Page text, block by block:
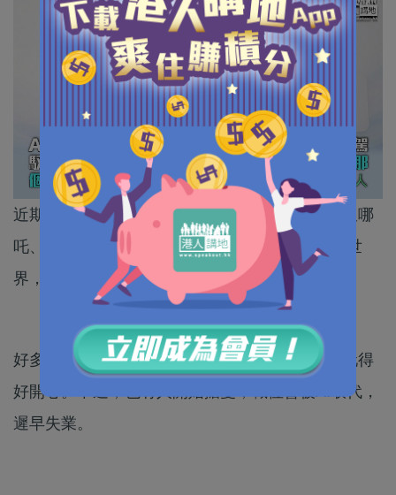
近期，又DeepSeek、又機器人、又無人的士、又哪
吒、又黑悟空……內地AI技術井噴式爆發，震動世
界，顛覆常規。
好多人立即下載了DeepSeek程式，問這問那，玩得
好開心。不過，也有人開始擔憂，職位會被AI取代，
遲早失業。